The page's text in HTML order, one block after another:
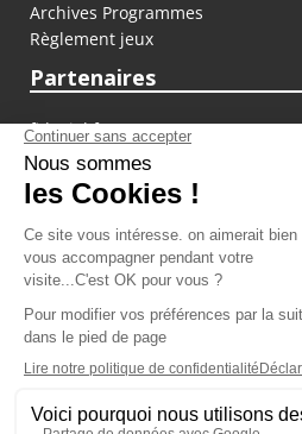
Archives Programmes
Règlement jeux
Partenaires
fiducial.fr
lyoncapitale.fr
olympique-et-lyonnais.com
L'application Iphone /
Téléchargez
Les cookies
Gestion des cookies